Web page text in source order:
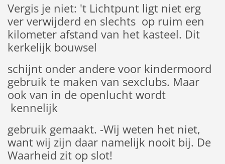
Vergis je niet: 't Lichtpunt ligt niet erg
ver verwijderd en slechts op ruim een
kilometer afstand van het kasteel. Dit
kerkelijk bouwsel
schijnt onder andere voor kindermoord
gebruik te maken van sexclubs. Maar
ook van in de openlucht wordt
kennelijk
gebruik gemaakt. -Wij weten het niet,
want wij zijn daar namelijk nooit bij. De
Waarheid zit op slot!